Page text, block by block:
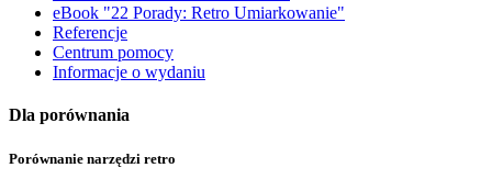
eBook "22 Porady: Retro Umiarkowanie"
Referencje
Centrum pomocy
Informacje o wydaniu
Dla porównania
Porównanie narzędzi retro